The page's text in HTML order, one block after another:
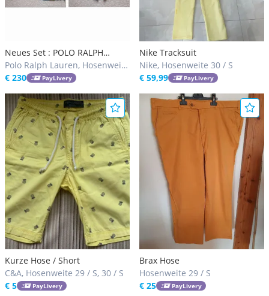
Neues Set : POLO RALPH
LAUREN Shorts Größe M / und
Poloshirt Größe L / Farbe: blau,
Polo Ralph Lauren, Hosenweite
31 / M, 32 / M
€ 230 PayLivery
Nike Tracksuit
Nike, Hosenweite 30 / S
€ 59,99
PayLivery
Kurze Hose / Short
C&A, Hosenweite 29 / S, 30 / S
€ 5
PayLivery
Brax Hose
Hosenweite 29 / S
€ 25
PayLivery